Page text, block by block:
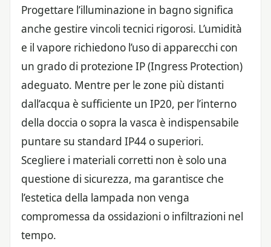
Progettare l’illuminazione in bagno significa
anche gestire vincoli tecnici rigorosi. L’umidità
e il vapore richiedono l’uso di apparecchi con
un grado di protezione IP (Ingress Protection)
adeguato. Mentre per le zone più distanti
dall’acqua è sufficiente un IP20, per l’interno
della doccia o sopra la vasca è indispensabile
puntare su standard IP44 o superiori.
Scegliere i materiali corretti non è solo una
questione di sicurezza, ma garantisce che
l’estetica della lampada non venga
compromessa da ossidazioni o infiltrazioni nel
tempo.